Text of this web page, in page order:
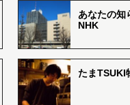
あなたの知
NHK
たまTSUKI